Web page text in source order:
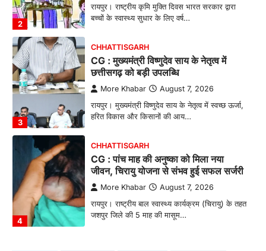
2
रायपुर। राष्ट्रीय कृमि मुक्ति दिवस भारत सरकार द्वारा
बच्चों के स्वास्थ्य सुधार के लिए वर्ष…
3
CHHATTISGARH
CG : मुख्यमंत्री विष्णुदेव साय के नेतृत्व में
छत्तीसगढ़ को बड़ी उपलब्धि
More Khabar August 7, 2026
रायपुर। मुख्यमंत्री विष्णुदेव साय के नेतृत्व में स्वच्छ ऊर्जा,
हरित विकास और किसानों की आय…
4
CHHATTISGARH
CG : पांच माह की अनुष्का को मिला नया
जीवन, चिरायु योजना से संभव हुई सफल सर्जरी
More Khabar August 7, 2026
रायपुर। राष्ट्रीय बाल स्वास्थ्य कार्यक्रम (चिरायु) के तहत
जशपुर जिले की 5 माह की मासूम…